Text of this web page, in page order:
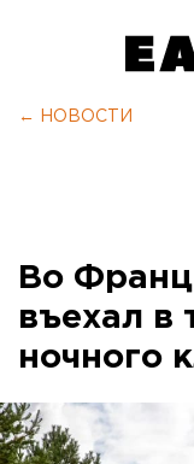
← НОВОСТИ
Во
въехал в
ночного